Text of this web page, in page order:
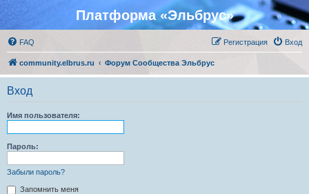
Платформа «Эльбрус»
FAQ Вход
Регистрация
community.elbrus.ru Форум Сообщества Эльбрус
Вход
Имя пользователя:
Пароль:
Забыли пароль?
Запомнить меня